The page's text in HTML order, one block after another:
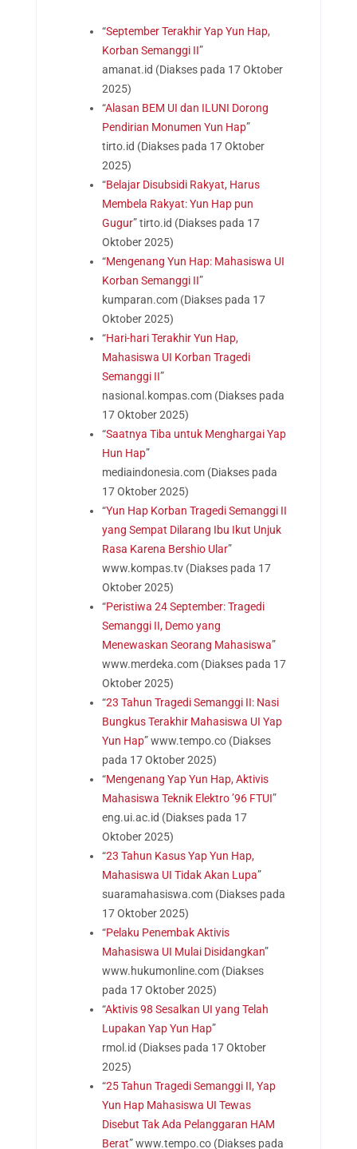
“September Terakhir Yap Yun Hap,
Korban Semanggi II”
amanat.id (Diakses pada 17 Oktober
2025)
“Alasan BEM UI dan ILUNI Dorong
Pendirian Monumen Yun Hap”
tirto.id (Diakses pada 17 Oktober
2025)
“Belajar Disubsidi Rakyat, Harus
Membela Rakyat: Yun Hap pun
Gugur” tirto.id (Diakses pada 17
Oktober 2025)
“Mengenang Yun Hap: Mahasiswa UI
Korban Semanggi II”
kumparan.com (Diakses pada 17
Oktober 2025)
“Hari-hari Terakhir Yun Hap,
Mahasiswa UI Korban Tragedi
Semanggi II”
nasional.kompas.com (Diakses pada
17 Oktober 2025)
“Saatnya Tiba untuk Menghargai Yap
Hun Hap”
mediaindonesia.com (Diakses pada
17 Oktober 2025)
“Yun Hap Korban Tragedi Semanggi II
yang Sempat Dilarang Ibu Ikut Unjuk
Rasa Karena Bershio Ular”
www.kompas.tv (Diakses pada 17
Oktober 2025)
“Peristiwa 24 September: Tragedi
Semanggi II, Demo yang
Menewaskan Seorang Mahasiswa”
www.merdeka.com (Diakses pada 17
Oktober 2025)
“23 Tahun Tragedi Semanggi II: Nasi
Bungkus Terakhir Mahasiswa UI Yap
Yun Hap” www.tempo.co (Diakses
pada 17 Oktober 2025)
“Mengenang Yap Yun Hap, Aktivis
Mahasiswa Teknik Elektro ’96 FTUI”
eng.ui.ac.id (Diakses pada 17
Oktober 2025)
“23 Tahun Kasus Yap Yun Hap,
Mahasiswa UI Tidak Akan Lupa”
suaramahasiswa.com (Diakses pada
17 Oktober 2025)
“Pelaku Penembak Aktivis
Mahasiswa UI Mulai Disidangkan”
www.hukumonline.com (Diakses
pada 17 Oktober 2025)
“Aktivis 98 Sesalkan UI yang Telah
Lupakan Yap Yun Hap”
rmol.id (Diakses pada 17 Oktober
2025)
“25 Tahun Tragedi Semanggi II, Yap
Yun Hap Mahasiswa UI Tewas
Disebut Tak Ada Pelanggaran HAM
Berat”www.tempo.co (Diakses pada